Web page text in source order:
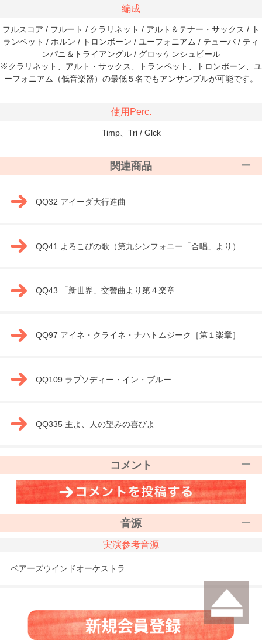
編成
フルスコア / フルート / クラリネット / アルト＆テナー・サックス / ト
ランペット / ホルン / トロンボーン / ユーフォニアム / テューバ / ティ
ンパニ＆トライアングル / グロッケンシュピール
※クラリネット、アルト・サックス、トランペット、トロンボーン、ユ
ーフォニアム（低音楽器）の最低５名でもアンサンブルが可能です。
使用Perc.
Timp、Tri / Glck
関連商品
QQ32 アイーダ大行進曲
QQ41 よろこびの歌（第九シンフォニー「合唱」より）
QQ43 「新世界」交響曲より第４楽章
QQ97 アイネ・クライネ・ナハトムジーク［第１楽章］
QQ109 ラプソディー・イン・ブルー
QQ335 主よ、人の望みの喜びよ
コメント
音源
実演参考音源
ベアーズウインドオーケストラ